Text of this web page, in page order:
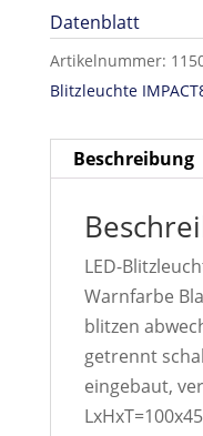
Datenblatt
Artikelnummer:
Blitzleuchte
Beschreibung
LED-
Warnfarbe
blitzen
getrennt
eingebaut,